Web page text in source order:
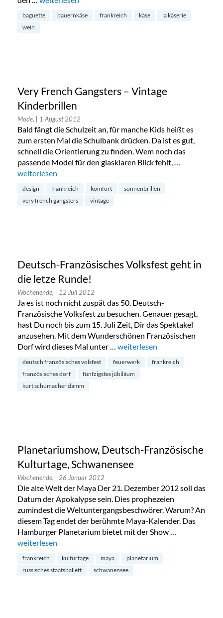
baguette bauernkäse frankreich käse
la käserie
wein
Very French Gangsters – Vintage
Kinderbrillen
Mode, | 1 August 2012
Bald fängt die Schulzeit an, für manche Kids heißt es
zum ersten Mal die Schulbank drücken. Da ist es gut,
schnell die Orientierung zu finden. Wem noch das
passende Model für den glasklaren Blick fehlt, …
„Very French Gangsters – Vintage Kinderbrillen“
weiterlesen
design frankreich komfort
sonnenbrillen
very french gangsters
vintage
Deutsch-Französisches Volksfest geht in
die letze Runde!
Wochenende, | 12 Juli 2012
Ja es ist noch nicht zuspät das 50. Deutsch-
Französische Volksfest zu besuchen. Genauer gesagt,
hast Du noch bis zum 15. Juli Zeit, Dir das Spektakel
anzusehen. Mit dem Wunderschönen Französischen
Dorf wird dieses Mal unter … „Deutsch-Französisches
weiterlesen
deutsch französisches volsfest feuerwerk
frankreich
französisches dorf
fünfzigstes jübiläum
kurt schumacher damm
Planetariumshow, Deutsch-Französische
Kulturtage, Schwanensee
Wochenende, | 26 Januar 2012
Die alte Welt der Maya Der 21. Dezember 2012 soll das
Datum der Apokalypse sein. Dies prophezeien
zumindest die Weltuntergangsbeschwörer. Warum? An
diesem Tag endet der berühmte Maya-Kalender. Das
Hamburger Planetarium bietet mit der Show …
„Planetariumshow, Deutsch-Französische Kulturtage,
weiterlesen
frankreich kulturtage maya
planetarium
russisches staatsballett
schwanensee